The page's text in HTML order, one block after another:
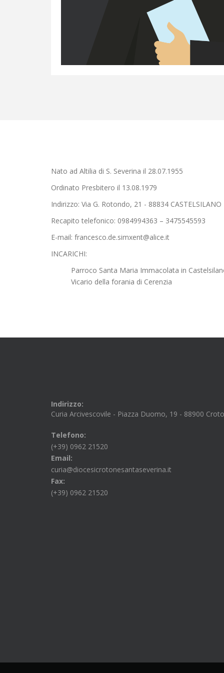
Nato ad Altilia di S. Severina il 28.07.1955
Ordinato Presbitero il 13.08.1979
Indirizzo: Via G. Rotondo, 21 - 88834 CASTELSILANO
Recapito telefonico: 0984994363 – 3475545593
E-mail: francesco.de.simxent@alice.it
INCARICHI:
Parroco Santa Maria Immacolata in
Vicario della forania di Cerenzia
Indirizzo:
Curia Arcivescovile - Piazza Duomo, 19 - 88900
Telefono:
(+39) 0962 21520
Email:
curia@diocesicrotonesantaseverina.it
Fax:
(+39) 0962 21520